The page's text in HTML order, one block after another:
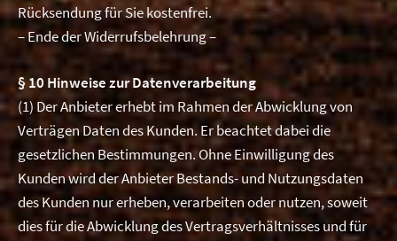
Rücksendung für Sie kostenfrei.
– Ende der Widerrufsbelehrung –
§10 Hinweise zur Datenverarbeitung
(1) Der Anbieter erhebt im Rahmen der Abwicklung von
Verträgen Daten des Kunden. Er beachtet dabei die
gesetzlichen Bestimmungen. Ohne Einwilligung des
Kunden wird der Anbieter Bestands- und Nutzungsdaten
des Kunden nur erheben, verarbeiten oder nutzen, soweit
dies für die Abwicklung des Vertragsverhältnisses und für